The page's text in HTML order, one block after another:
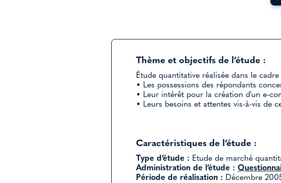
Thème et objectifs de l’étude :
Étude quantitative réalisée dans le
• Les possessions des répondants
• Leur intérêt pour la création d'un e-
• Leurs besoins et attentes vis-à-vis de
Caractéristiques de l’étude :
Type d’étude : Etude de marché
Administration de l’étude :
Période de réalisation : Décembre